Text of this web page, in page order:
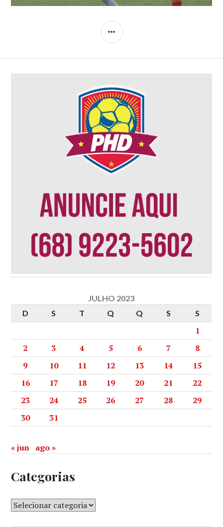
JULHO 2023
D
S T Q Q S S
1
2
3 4 5 6 7
8
9
10 11 12 13 14
15
16
17 18 19 20 21
22
23
24 25 26 27 28
29
30
31
« jun ago »
Categorias